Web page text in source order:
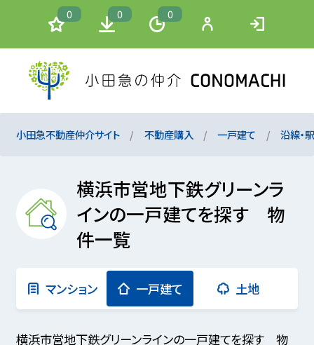
0 0 0
小田急不動産仲介サイト 不動産購入 一戸建て 沿線・
横浜市営地下鉄グリーンラ
インの一戸建てを探す 物
件一覧
マンション 一戸建て 土地
横浜市営地下鉄グリーンラインの一戸建てを探す 物